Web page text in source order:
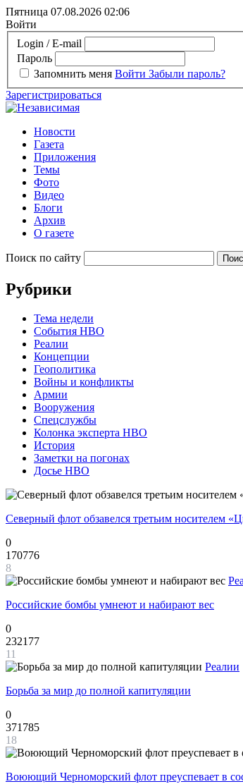
Пятница 07.08.2026 02:06
Войти
Login / E-mail
Пароль
Запомнить меня Войти Забыли пароль?
Зарегистрироваться
Новости
Газета
Приложения
Темы
Фото
Видео
Блоги
Архив
О газете
Поиск по сайту
Рубрики
Тема недели
События НВО
Реалии
Концепции
Геополитика
Войны и конфликты
Армии
Вооружения
Спецслужбы
Колонка эксперта НВО
История
Заметки на погонах
Досье НВО
Северный флот обзавелся третьим носителем
0
170776
8
Российские бомбы умнеют и набирают вес
0
232177
11
Реалии
Борьба за мир до полной капитуляции
0
371785
18
Воюющий Черноморский флот преуспевает в